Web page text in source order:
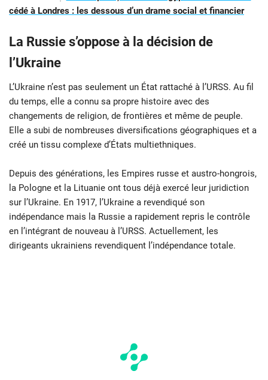
cédé à Londres : les dessous d’un drame social et financier
La Russie s’oppose à la décision de
l’Ukraine
L’Ukraine n’est pas seulement un État rattaché à l’URSS. Au fil
du temps, elle a connu sa propre histoire avec des
changements de religion, de frontières et même de peuple.
Elle a subi de nombreuses diversifications géographiques et a
créé un tissu complexe d’États multiethniques.
Depuis des générations, les Empires russe et austro-hongrois,
la Pologne et la Lituanie ont tous déjà exercé leur juridiction
sur l’Ukraine. En 1917, l’Ukraine a revendiqué son
indépendance mais la Russie a rapidement repris le contrôle
en l’intégrant de nouveau à l’URSS. Actuellement, les
dirigeants ukrainiens revendiquent l’indépendance totale.